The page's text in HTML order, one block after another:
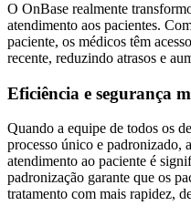
O OnBase realmente
atendimento aos pacientes.
paciente, os médicos têm
recente, reduzindo atrasos e
Eficiência e segurança
Quando a equipe de todos os
processo único e padronizado,
atendimento ao paciente é
padronização garante que os
tratamento com mais rapidez,